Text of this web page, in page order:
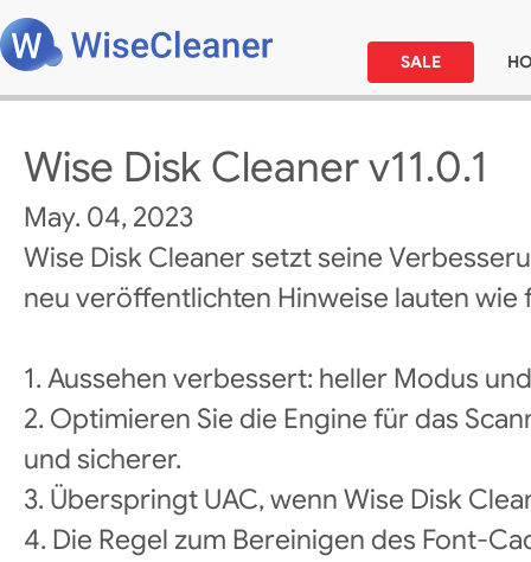
SALE
Wise Disk Cleaner v11.0.1
May. 04, 2023
Wise Disk Cleaner setzt seine
neu veröffentlichten Hinweise lauten wie
1. Aussehen verbessert: heller Modus
2. Optimieren Sie die Engine für das
und sicherer.
3. Überspringt UAC, wenn Wise Disk
4. Die Regel zum Bereinigen des Font-